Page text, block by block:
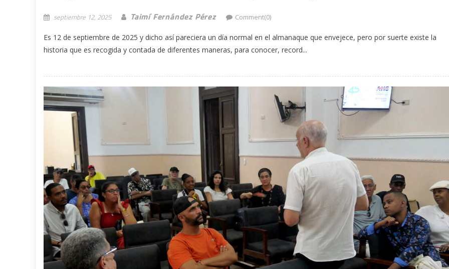
septiembre 12, 2025 Taimí Fernández Pérez Comment(0)
Es 12 de septiembre de 2025 y dicho así pareciera un día normal en el almanaque que envejece, pero por suerte existe la
historia que es recogida y contada de diferentes maneras, para conocer, record...